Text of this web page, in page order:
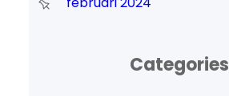
Categories